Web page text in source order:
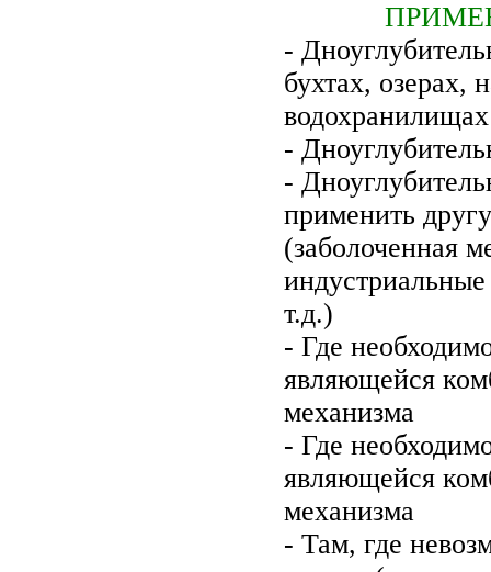
-
бухтах, озерах,
водохранилищах
-
-
применить
(заболоченная
т.д.)
- Где
являющейся
механизма
- Где
являющейся
механизма
- Там, где